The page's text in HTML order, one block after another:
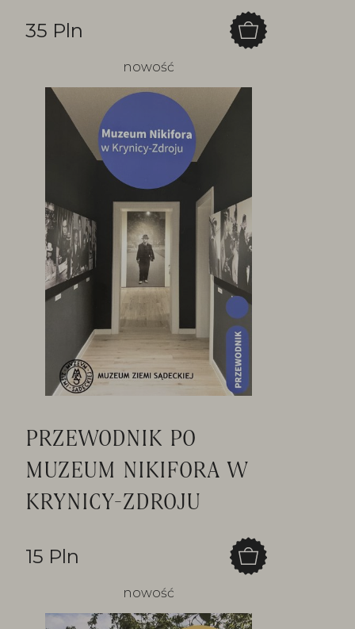
35 Pln
nowość
PRZEWODNIK PO
MUZEUM NIKIFORA W
KRYNICY-ZDROJU
15 Pln
nowość